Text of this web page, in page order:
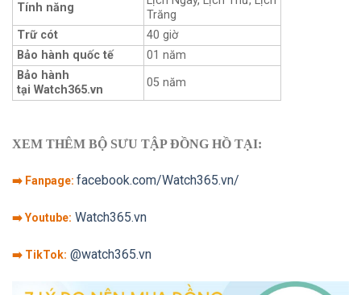
Tính năng
Trăng
Trữ cót
40 giờ
Bảo hành quốc tế
01 năm
Bảo hành
tại Watch365.vn
05 năm
XEM THÊM BỘ SƯU TẬP ĐỒNG HỒ TẠI:
➡️ Fanpage: facebook.com/Watch365.vn/
➡️ Youtube: Watch365.vn
➡️ TikTok: @watch365.vn